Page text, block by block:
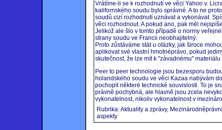
Vrátíme-li se k rozhodnutí ve věci Yahoo v.
kalifornského soudu bylo správné. A to ne
soudů cizí rozhodnutí uznávat a vykonávat.
věci rozhodnout. A pokud ano, pak měl
Jelikož ale šlo v tomto případě o normy
strany soudu ve Francii neobhajitelný.
Proto zůstáváme stát u otázky, jak široce
aplikovat své vlastní hmotnéprávo, pokud
skutečnost, že lze mít k "závadnému"
Peer to peer technologie jsou bezesporu
holandského soudu ve věci Kazaa nabývám
pochopit některé technické souvislosti. To je
právně pochybná, ale hlavně jsou zcela
vykonatelnost, nikoliv vykonatelnost v
Rubrika: Aktuality a zprávy, Mezinárodněprávní
aspekty